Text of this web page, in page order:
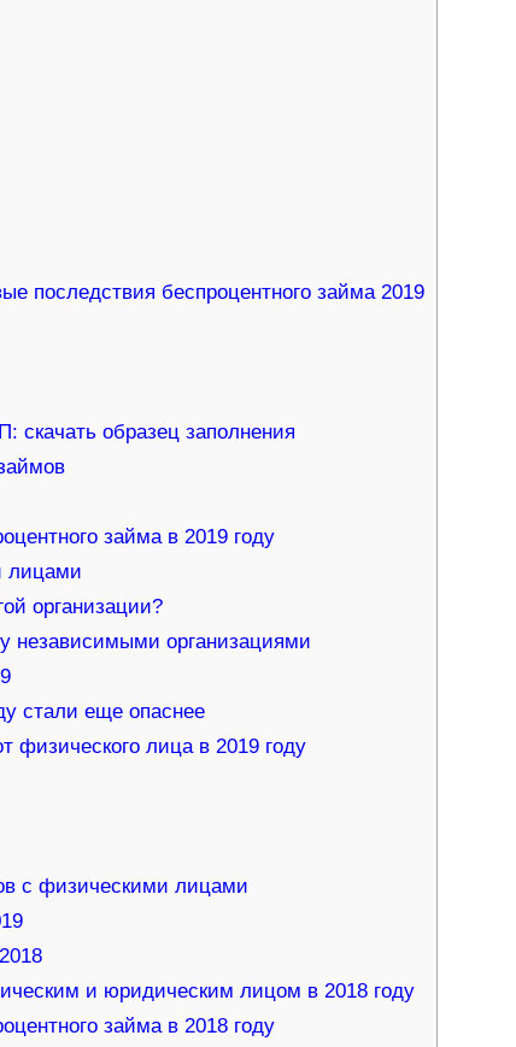
беспроцентного займа 2019
образец заполнения
займа в 2019 году
лицами
организации?
независимыми организациями
стали еще опаснее
лица в 2019 году
с физическими лицами
и юридическим лицом в 2018 году
займа в 2018 году